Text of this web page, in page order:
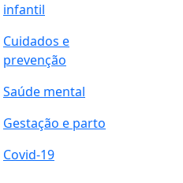
infantil
Cuidados e
prevenção
Saúde mental
Gestação e parto
Covid-19